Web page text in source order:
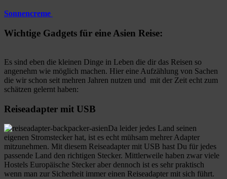
Sonnencreme
Wichtige Gadgets für eine Asien Reise:
Es sind eben die kleinen Dinge in Leben die dir das Reisen so
angenehm wie möglich machen. Hier eine Aufzählung von Sachen
die wir schon seit mehren Jahren nutzen und mit der Zeit echt zum
schätzen gelernt haben:
Reiseadapter mit USB
Da leider jedes Land seinen
eigenen Stromstecker hat, ist es echt mühsam mehrer Adapter
mitzunehmen. Mit diesem Reiseadapter mit USB hast Du für jedes
passende Land den richtigen Stecker. Mittlerweile haben zwar viele
Hostels Europäische Stecker aber dennoch ist es sehr praktisch
wenn man zur Sicherheit immer einen Reiseadapter mit sich führt.